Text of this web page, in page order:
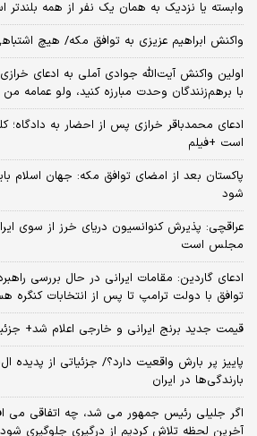
وابسته یا نزدیک به همان یک نفر از همه بلندتر
واکنش ابراهیم عزیزی به توافق مکه/ هیچ
اولین واکنش آیت‌الله جوادی آملی به ادعای
با برهم‌زنندگان وحدت مبارزه کنید، ولو عمامه
ادعای محمدباقر خرازی پس از احضار به
است +فیلم
پاکستان بعد از امضای توافق مکه: جهان اسلام
شود
عراقچی: پذیرش کنوانسیون دریای خرز از سوی
مجلس است
ادعای گاردین: مقامات ایرانی در حال بررسی
توافق با دولت ترامپ تا پس از انتخابات کنگره
قیمت جدید برنج ایرانی و خارجی اعلام شد+
پاییز پر بارش واقعیت دارد؟/ جزئیاتی از پدیده
بارندگی‌ها در ایران
اگر جلیلی رئیس جمهور می شد، چه اتفاقی می
آخرین لحظه تلاش کردیم از درگیری جلوگیری شود